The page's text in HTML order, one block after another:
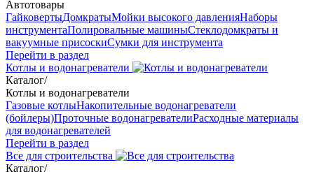
Автотовары
ГайковертыДомкратыМойки высокого давленияНаборы
инструментаПолировальные машиныСтеклодомкраты и
вакуумные присоскиСумки для инструмента
Перейти в раздел
Котлы и водонагреватели
Каталог/
Котлы и водонагреватели
Газовые котлыНакопительные водонагреватели
(бойлеры)Проточные водонагревателиРасходные материалы
для водонагревателей
Перейти в раздел
Все для строительства
Каталог/